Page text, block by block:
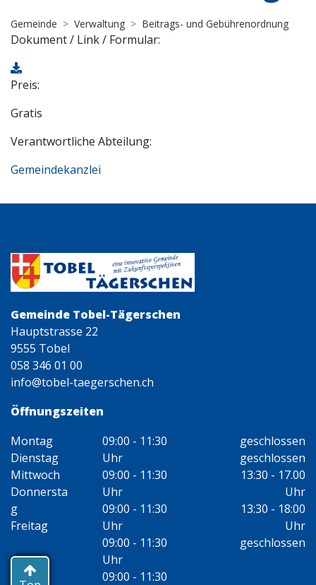
Gemeinde Verwaltung Beitrags- und Gebührenordnung
Dokument / Link / Formular:
Preis:
Gratis
Verantwortliche Abteilung:
Gemeindekanzlei
Öffnungszeiten
Gemeinde Tobel-Tägerschen
Hauptstrasse 22
9555 Tobel
058 346 01 00
info@tobel-taegerschen.ch
Montag
Dienstag
Mittwoch
Donnersta
g
Freitag
09:00 - 11:30
Uhr
09:00 - 11:30
Uhr
09:00 - 11:30
Uhr
09:00 - 11:30
Uhr
09:00 - 11:30
geschlossen
geschlossen
13:30 - 17.00
Uhr
13:30 - 18:00
Uhr
geschlossen